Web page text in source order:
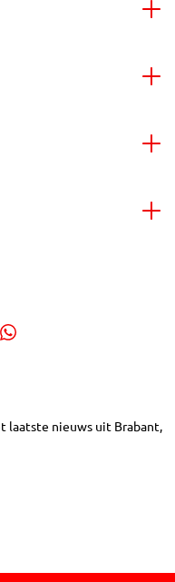
laatste nieuws uit Brabant,